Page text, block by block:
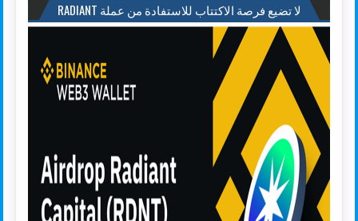
لا تضيع فرصة الاكتتاب للاستفادة من عملة RADIANT